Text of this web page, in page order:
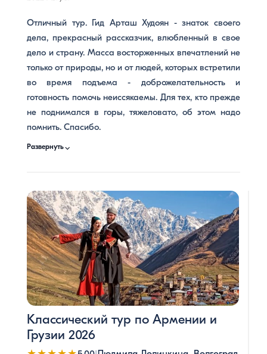
Отличный тур. Гид Арташ Худоян - знаток своего
дела, прекрасный рассказчик, влюбленный в свое
дело и страну. Масса восторженных впечатлений не
только от природы, но и от людей, которых встретили
во время подъема - доброжелательность и
готовность помочь неиссякаемы. Для тех, кто прежде
не поднимался в горы, тяжеловато, об этом надо
помнить. Спасибо.
Развернуть⌵
Классический тур по Армении и
Грузии 2026